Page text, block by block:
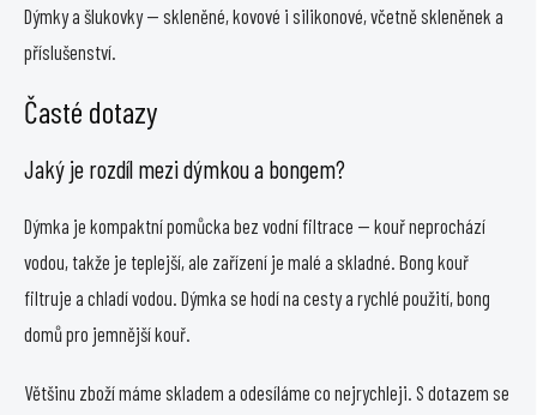
Dýmky a šlukovky — skleněné, kovové i silikonové, včetně skleněnek a
příslušenství.
Časté dotazy
Jaký je rozdíl mezi dýmkou a bongem?
Dýmka je kompaktní pomůcka bez vodní filtrace — kouř neprochází
vodou, takže je teplejší, ale zařízení je malé a skladné. Bong kouř
filtruje a chladí vodou. Dýmka se hodí na cesty a rychlé použití, bong
domů pro jemnější kouř.
Většinu zboží máme skladem a odesíláme co nejrychleji. S dotazem se